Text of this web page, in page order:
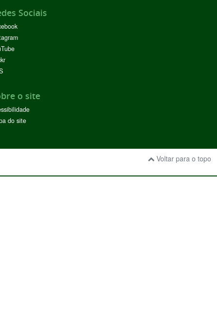
Sociais
o site
do site
Voltar para o topo